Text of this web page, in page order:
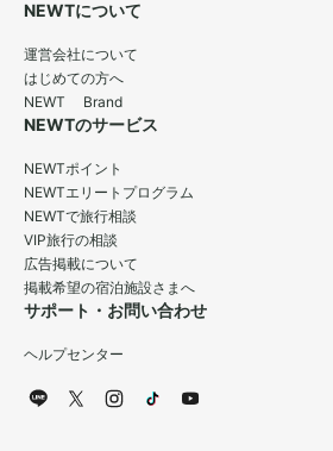
NEWTについて
運営会社について
はじめての方へ
NEWT Brand
NEWTのサービス
NEWTポイント
NEWTエリートプログラム
NEWTで旅行相談
VIP旅行の相談
広告掲載について
掲載希望の宿泊施設さまへ
サポート・お問い合わせ
ヘルプセンター